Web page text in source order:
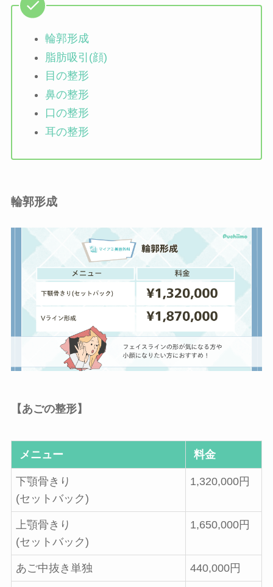
輪郭形成
脂肪吸引(顔)
目の整形
鼻の整形
口の整形
耳の整形
輪郭形成
【あごの整形】
メニュー 料金
下顎骨きり
(セットバック)
1,320,000円
上顎骨きり
(セットバック)
1,650,000円
あご中抜き単独 440,000円